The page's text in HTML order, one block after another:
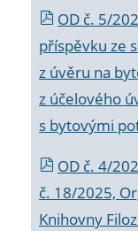
OD č. 5/
příspěvku ze
z úvěru na
z účelového
s bytovými
OD č. 4/
č. 18/2025,
Knihovny